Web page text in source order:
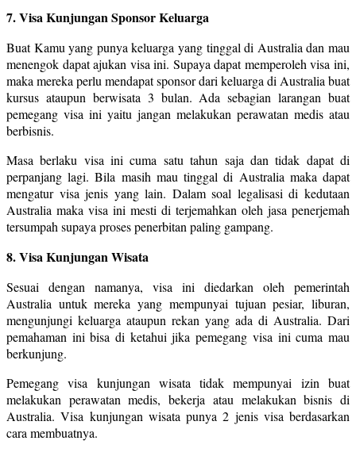
7. Visa Kunjungan Sponsor Keluarga
Buat Kamu yang punya keluarga yang tinggal di Australia dan mau
menengok dapat ajukan visa ini. Supaya dapat memperoleh visa ini,
maka mereka perlu mendapat sponsor dari keluarga di Australia buat
kursus ataupun berwisata 3 bulan. Ada sebagian larangan buat
pemegang visa ini yaitu jangan melakukan perawatan medis atau
berbisnis.
Masa berlaku visa ini cuma satu tahun saja dan tidak dapat di
perpanjang lagi. Bila masih mau tinggal di Australia maka dapat
mengatur visa jenis yang lain. Dalam soal legalisasi di kedutaan
Australia maka visa ini mesti di terjemahkan oleh jasa penerjemah
tersumpah supaya proses penerbitan paling gampang.
8. Visa Kunjungan Wisata
Sesuai dengan namanya, visa ini diedarkan oleh pemerintah
Australia untuk mereka yang mempunyai tujuan pesiar, liburan,
mengunjungi keluarga ataupun rekan yang ada di Australia. Dari
pemahaman ini bisa di ketahui jika pemegang visa ini cuma mau
berkunjung.
Pemegang visa kunjungan wisata tidak mempunyai izin buat
melakukan perawatan medis, bekerja atau melakukan bisnis di
Australia. Visa kunjungan wisata punya 2 jenis visa berdasarkan
cara membuatnya.